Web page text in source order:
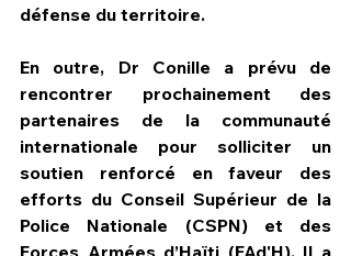
défense du territoire.
En outre, Dr Conille a prévu de
rencontrer prochainement des
partenaires de la communauté
internationale pour solliciter un
soutien renforcé en faveur des
efforts du Conseil Supérieur de la
Police Nationale (CSPN) et des
Forces Armées d’Haïti (FAd'H). Il a